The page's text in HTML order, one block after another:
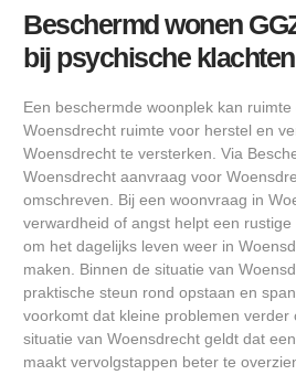
Beschermd wonen
bij psychische klachten
Een beschermde woonplek kan ruimte
Woensdrecht ruimte voor herstel en
Woensdrecht te versterken. Via
Woensdrecht aanvraag voor
omschreven. Bij een woonvraag in
verwardheid of angst helpt een
om het dagelijks leven weer in
maken. Binnen de situatie van
praktische steun rond opstaan en
voorkomt dat kleine problemen verder
situatie van Woensdrecht geldt dat
maakt vervolgstappen beter te